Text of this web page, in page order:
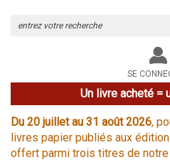
le
site
SE
Un livre acheté =
Du 20 juillet au 31 août 2026,
livres papier publiés aux
offert parmi trois titres de notre